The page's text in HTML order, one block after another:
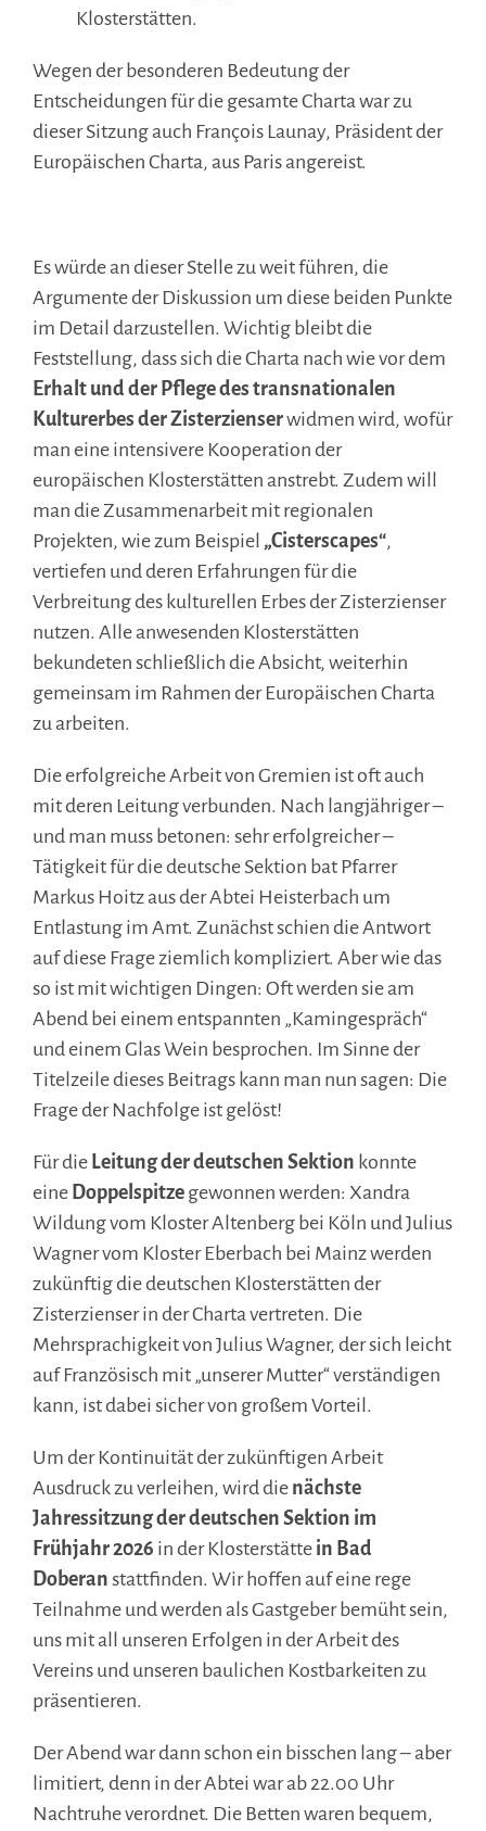
Klosterstätten.
Wegen der besonderen Bedeutung der
Entscheidungen für die gesamte Charta war zu
dieser Sitzung auch François Launay, Präsident der
Europäischen Charta, aus Paris angereist.
Es würde an dieser Stelle zu weit führen, die
Argumente der Diskussion um diese beiden Punkte
im Detail darzustellen. Wichtig bleibt die
Feststellung, dass sich die Charta nach wie vor dem
Erhalt und der Pflege des transnationalen
Kulturerbes der Zisterzienserwidmen wird, wofür
man eine intensivere Kooperation der
europäischen Klosterstätten anstrebt. Zudem will
man die Zusammenarbeit mit regionalen
Projekten, wie zum Beispiel „Cisterscapes“,
vertiefen und deren Erfahrungen für die
Verbreitung des kulturellen Erbes der Zisterzienser
nutzen. Alle anwesenden Klosterstätten
bekundeten schließlich die Absicht, weiterhin
gemeinsam im Rahmen der Europäischen Charta
zu arbeiten.
Die erfolgreiche Arbeit von Gremien ist oft auch
mit deren Leitung verbunden. Nach langjähriger –
und man muss betonen: sehr erfolgreicher –
Tätigkeit für die deutsche Sektion bat Pfarrer
Markus Hoitz aus der Abtei Heisterbach um
Entlastung im Amt. Zunächst schien die Antwort
auf diese Frage ziemlich kompliziert. Aber wie das
so ist mit wichtigen Dingen: Oft werden sie am
Abend bei einem entspannten „Kamingespräch“
und einem Glas Wein besprochen. Im Sinne der
Titelzeile dieses Beitrags kann man nun sagen: Die
Frage der Nachfolge ist gelöst!
Für die Leitung der deutschen Sektion konnte
eine Doppelspitzegewonnen werden: Xandra
Wildung vom Kloster Altenberg bei Köln und Julius
Wagner vom Kloster Eberbach bei Mainz werden
zukünftig die deutschen Klosterstätten der
Zisterzienser in der Charta vertreten. Die
Mehrsprachigkeit von Julius Wagner, der sich leicht
auf Französisch mit „unserer Mutter“ verständigen
kann, ist dabei sicher von großem Vorteil.
Um der Kontinuität der zukünftigen Arbeit
Ausdruck zu verleihen, wird die nächste
Jahressitzung der deutschen Sektion im
Frühjahr 2026 in der Klosterstätte in Bad
Doberan stattfinden. Wir hoffen auf eine rege
Teilnahme und werden als Gastgeber bemüht sein,
uns mit all unseren Erfolgen in der Arbeit des
Vereins und unseren baulichen Kostbarkeiten zu
präsentieren.
Der Abend war dann schon ein bisschen lang – aber
limitiert, denn in der Abtei war ab 22.00 Uhr
Nachtruhe verordnet. Die Betten waren bequem,